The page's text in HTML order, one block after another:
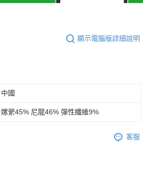
顯示電腦版詳細說明
中國
嫘縈45% 尼龍46% 彈性纖維9%
客服